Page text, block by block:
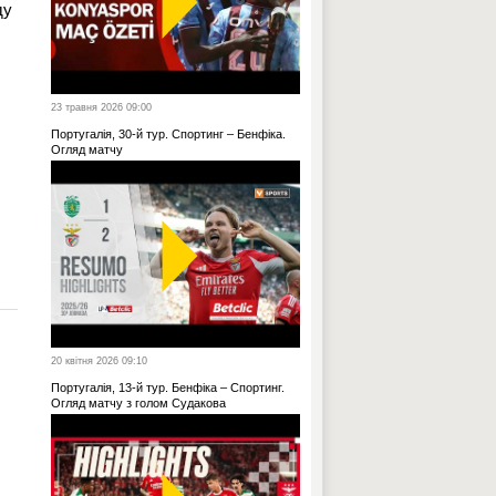
23 травня 2026 09:00
Португалія, 30-й тур. Спортинг – Бенфіка.
Огляд матчу
20 квітня 2026 09:10
Португалія, 13-й тур. Бенфіка – Спортинг.
Огляд матчу з голом Судакова